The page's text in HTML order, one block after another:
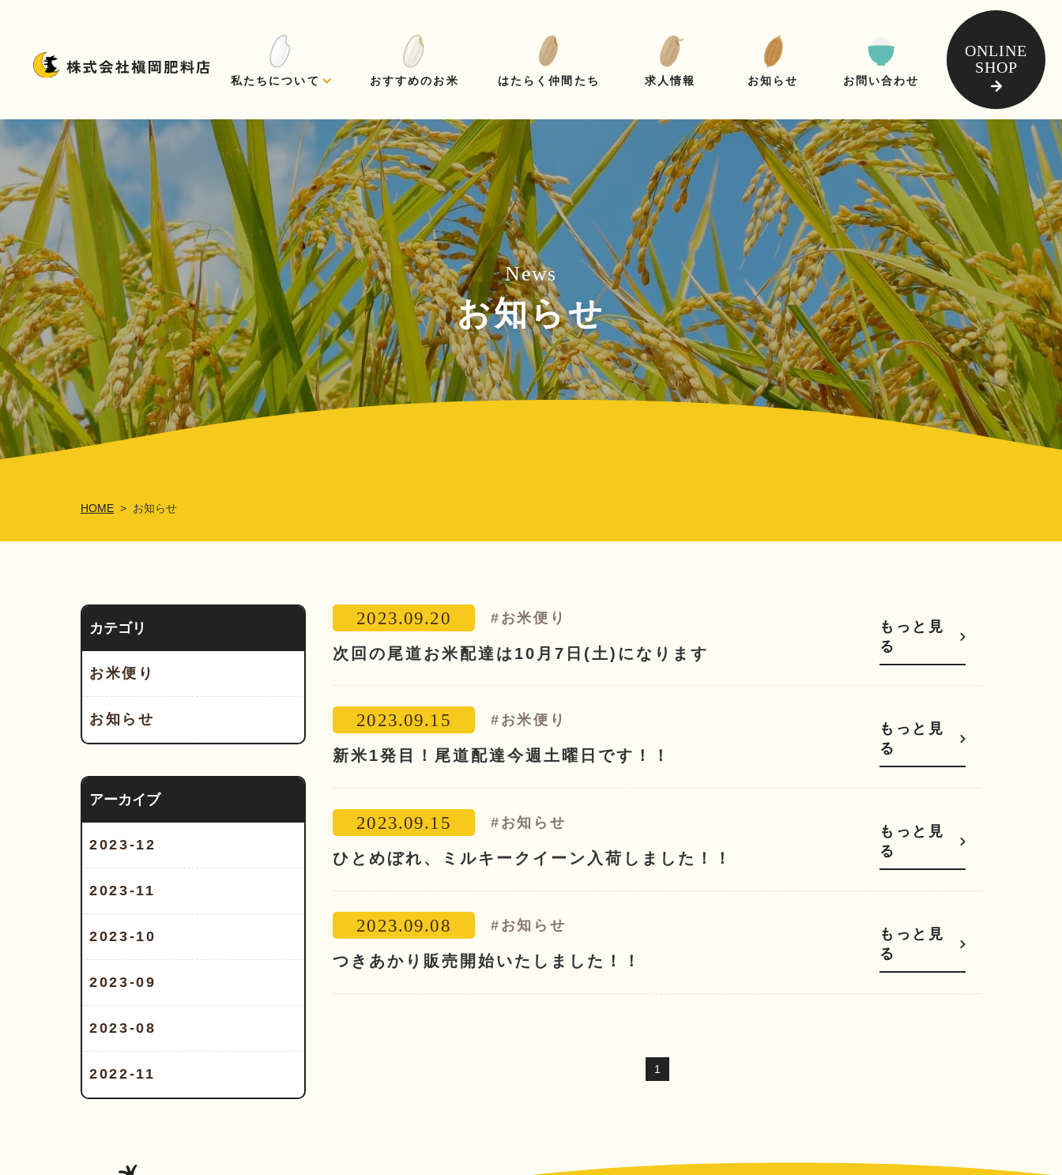
私たちについて おすすめのお米 はたらく仲間たち 求人情報 お知らせ お問い合わせ
ONLINE
SHOP
News
お知らせ
HOME > お知らせ
2023.09.20 #お米便り
次回の尾道お米配達は10月7日(土)になります
もっと見
る
2023.09.15 #お米便り
新米1発目！尾道配達今週土曜日です！！
もっと見
る
2023.09.15 #お知らせ
ひとめぼれ、ミルキークイーン入荷しました！！
もっと見
る
2023.09.08 #お知らせ
つきあかり販売開始いたしました！！
もっと見
る
1
カテゴリ
お米便り
お知らせ
アーカイブ
2023-12
2023-11
2023-10
2023-09
2023-08
2022-11